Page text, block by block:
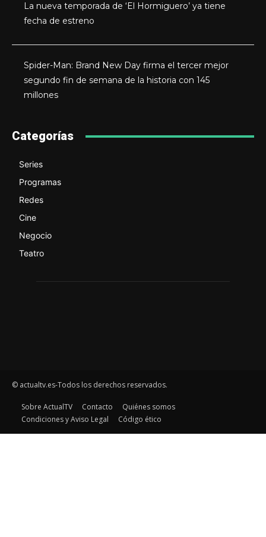
La nueva temporada de ‘El Hormiguero’ ya tiene
fecha de estreno
Spider-Man: Brand New Day firma el tercer mejor
segundo fin de semana de la historia con 145
millones
Categorías
Series
Programas
Redes
Cine
Negocio
Teatro
© actualtv.es-Todos los derechos reservados.
Sobre ActualTV Contacto
Quiénes somos
Condiciones y Aviso Legal
Código ético